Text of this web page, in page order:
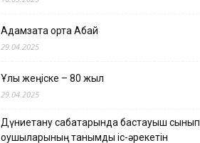
Адамзатқа ортақ Абай
29.04.2025
Ұлы жеңіске – 80 жыл
29.04.2025
Дүниетану сабақтарында бастауыш сынып
оқушыларының танымдық іс-әрекетін